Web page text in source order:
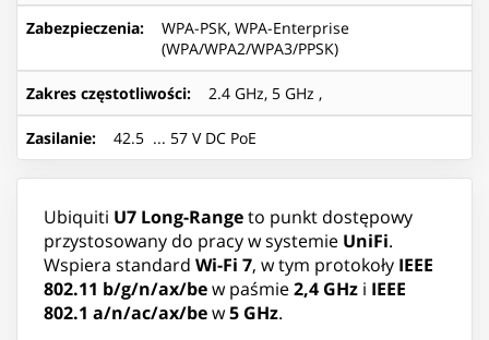
Zabezpieczenia:
WPA-PSK, WPA-Enterprise
(WPA/WPA2/WPA3/PPSK)
Zakres częstotliwości: 2.4 GHz, 5 GHz ,
Zasilanie: 42.5 ... 57 V DC PoE
Ubiquiti U7 Long-Rangeto punkt dostępowy
przystosowany do pracy w systemie UniFi.
Wspiera standard Wi-Fi 7, w tym protokoły IEEE
802.11 b/g/n/ax/bew paśmie2,4 GHz i IEEE
802.1 a/n/ac/ax/bew5 GHz.